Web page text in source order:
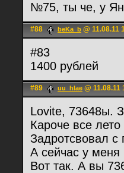
№75, ты че, у
#88 beKa_b @ 11.08.11
#83
1400 рублей
#89 uu_hlae @ 11.08.11
Lovite, 73648ы.
Кароче все
Задротсвовал с
А сейчас у меня
Вот так. А вы